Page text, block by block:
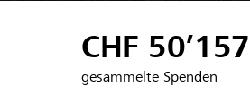
CHF 50’157
gesammelte Spenden